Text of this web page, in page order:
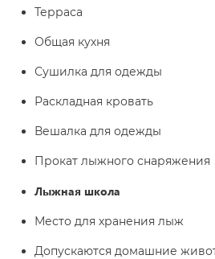
Терраса
Общая кухня
Сушилка для одежды
Раскладная кровать
Вешалка для одежды
Прокат лыжного снаряжения
Лыжная школа
Место для хранения лыж
Допускаются домашние